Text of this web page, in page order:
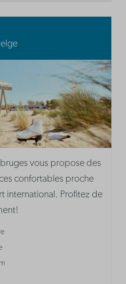
vous propose des
confortables proche
international. Profitez de